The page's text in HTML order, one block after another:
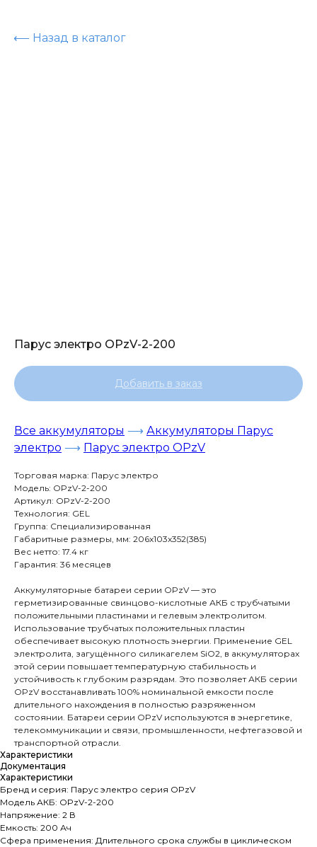
⟵ Назад в каталог
Парус электро OPzV-2-200
Добавить в заказ
Все аккумуляторы ⟶ Аккумуляторы Парус
электро ⟶ Парус электро OPzV
Торговая марка: Парус электро
Модель: OPzV-2-200
Артикул: OPzV-2-200
Технология: GEL
Группа: Специализированная
Габаритные размеры, мм: 206x103x352(385)
Вес нетто: 17.4 кг
Гарантия: 36 месяцев
Аккумуляторные батареи серии OPzV — это
герметизированные свинцово-кислотные АКБ с трубчатыми
положительными пластинами и гелевым электролитом.
Использование трубчатых положительных пластин
обеспечивает высокую плотность энергии. Применение GEL
электролита, загущённого силикагелем SiO2, в аккумуляторах
этой серии повышает температурную стабильность и
устойчивость к глубоким разрядам. Это позволяет АКБ серии
OPzV восстанавливать 100% номинальной емкости после
длительного нахождения в полностью разряженном
состоянии. Батареи серии OPzV используются в энергетике,
телекоммуникации и связи, промышленности, нефтегазовой и
транспортной отрасли.
Характеристики
Документация
Характеристики
Бренд и cерия: Парус электро серия OPzV
Модель АКБ: OPzV-2-200
Напряжение: 2 В
Емкость: 200 Ач
Сфера применения: Длительного срока службы в циклическом